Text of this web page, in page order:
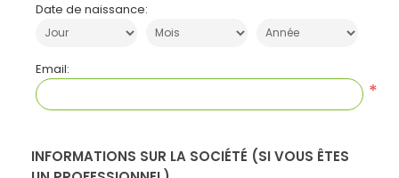
Date de naissance:
Email:
*
INFORMATIONS SUR LA SOCIÉTÉ (SI VOUS ÊTES